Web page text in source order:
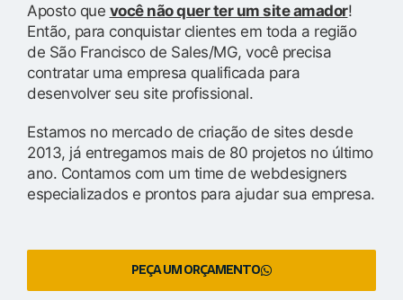
Aposto que você não quer ter um site amador!
Então, para conquistar clientes em toda a região
de São Francisco de Sales/MG, você precisa
contratar uma empresa qualificada para
desenvolver seu site profissional.
Estamos no mercado de criação de sites desde
2013, já entregamos mais de 80 projetos no último
ano. Contamos com um time de webdesigners
especializados e prontos para ajudar sua empresa.
PEÇA UM ORÇAMENTO